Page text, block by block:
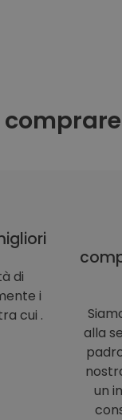
di
i
cui .
alla
un